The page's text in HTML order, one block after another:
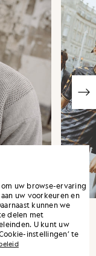
uw browse-ervaring
uw voorkeuren en
kunnen we
delen met
U kunt uw
instellingen’ te